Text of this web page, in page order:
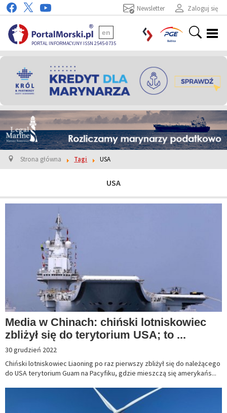
Zaloguj się
Newsletter
PORTAL INFORMACYJNY ISSN 2545-0735
en
Strona główna Tagi USA
USA
Media w Chinach: chiński lotniskowiec
zbliżył się do terytorium USA; to ...
30 grudzień 2022
Chiński lotniskowiec Liaoning po raz pierwszy zbliżył się do należącego
do USA terytorium Guam na Pacyfiku, gdzie mieszczą się amerykańs...